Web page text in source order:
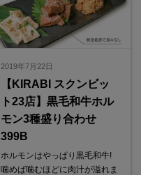
2019年7月22日
【KIRABI スクンビッ
ト23店】黒毛和牛ホル
モン3種盛り合わせ
399B
ホルモンはやっぱり黒毛和牛!
噛めば噛むほどに肉汁が溢れま